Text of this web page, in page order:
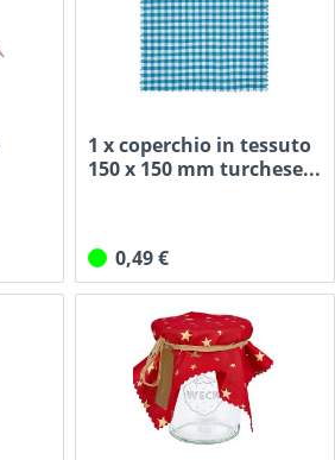
1 x coperchio in tessuto
150 x 150 mm turchese...
0,49 €